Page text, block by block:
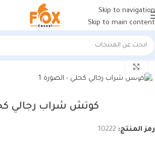
Skip to navigation
Skip to main content
الرئيسية/أحذية رجالي/كوتشي رجالي
كوتش شراب رجالي
رمز المنتج: 10222